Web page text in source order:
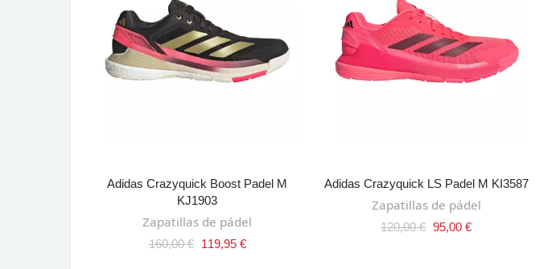
SELECT OPTIONS
Adidas Crazyquick Boost Padel M
KJ1903
Zapatillas de pádel
160,00 € 119,95 €
SELECT OPTIONS
Adidas Crazyquick LS Padel M KI3587
Zapatillas de pádel
120,00 € 95,00 €